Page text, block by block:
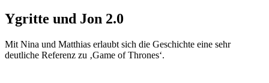
Ygritte und Jon 2.0
Mit Nina und Matthias erlaubt sich die Geschichte eine sehr
deutliche Referenz zu ‚Game of Thrones‘.